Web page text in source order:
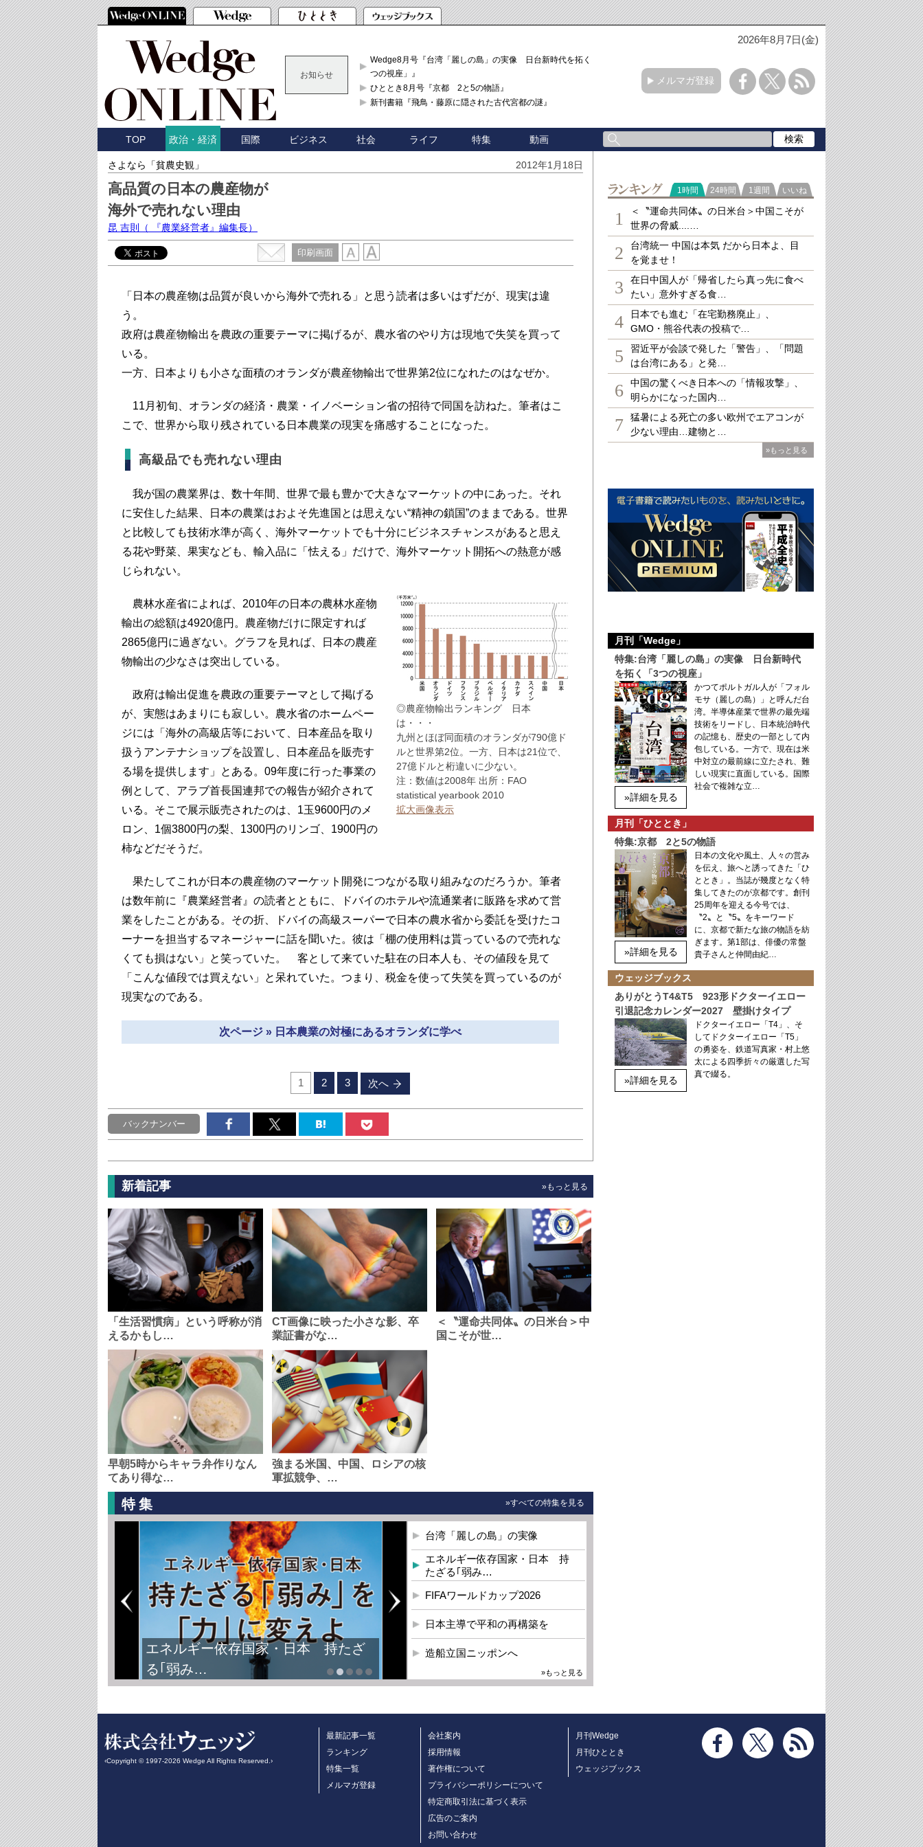
2026年8月7日(金)
お知らせ
Wedge8月号『台湾「麗しの島」の実像 日台新時代を拓く「3
つの視座」』
ひととき8月号『京都 2と5の物語』
新刊書籍『飛鳥・藤原に隠された古代宮都の謎』
メルマガ登録
TOP 政治・経済 国際 ビジネス 社会 ライフ 特集 動画
さよなら「貧農史観」 2012年1月18日
高品質の日本の農産物が
海外で売れない理由
昆 吉則 （ 『農業経営者』編集長）
印刷画面
「日本の農産物は品質が良いから海外で売れる」と思う読者は多いはずだが、現実は違
う。
政府は農産物輸出を農政の重要テーマに掲げるが、農水省のやり方は現地で失笑を買って
いる。
一方、日本よりも小さな面積のオランダが農産物輸出で世界第2位になれたのはなぜか。
11月初旬、オランダの経済・農業・イノベーション省の招待で同国を訪ねた。筆者はこ
こで、世界から取り残されている日本農業の現実を痛感することになった。
高級品でも売れない理由
我が国の農業界は、数十年間、世界で最も豊かで大きなマーケットの中にあった。それ
に安住した結果、日本の農業はおよそ先進国とは思えない“精神の鎖国”のままである。世界
と比較しても技術水準が高く、海外マーケットでも十分にビジネスチャンスがあると思え
る花や野菜、果実なども、輸入品に「怯える」だけで、海外マーケット開拓への熱意が感
じられない。
◎農産物輸出ランキング 日本
は・・・
九州とほぼ同面積のオランダが790億ド
ルと世界第2位。一方、日本は21位で、
27億ドルと桁違いに少ない。
注：数値は2008年 出所：FAO
statistical yearbook 2010
拡大画像表示
農林水産省によれば、2010年の日本の農林水産物
輸出の総額は4920億円。農産物だけに限定すれば
2865億円に過ぎない。グラフを見れば、日本の農産
物輸出の少なさは突出している。
政府は輸出促進を農政の重要テーマとして掲げる
が、実態はあまりにも寂しい。農水省のホームペー
ジには「海外の高級店等において、日本産品を取り
扱うアンテナショップを設置し、日本産品を販売す
る場を提供します」とある。09年度に行った事業の
例として、アラブ首長国連邦での報告が紹介されて
いる。そこで展示販売されたのは、1玉9600円のメ
ロン、1個3800円の梨、1300円のリンゴ、1900円の
柿などだそうだ。
果たしてこれが日本の農産物のマーケット開発につながる取り組みなのだろうか。筆者
は数年前に『農業経営者』の読者とともに、ドバイのホテルや流通業者に販路を求めて営
業をしたことがある。その折、ドバイの高級スーパーで日本の農水省から委託を受けたコ
ーナーを担当するマネージャーに話を聞いた。彼は「棚の使用料は貰っているので売れな
くても損はない」と笑っていた。 客として来ていた駐在の日本人も、その値段を見て
「こんな値段では買えない」と呆れていた。つまり、税金を使って失笑を買っているのが
現実なのである。
次ページ » 日本農業の対極にあるオランダに学べ
1 2 3 次へ
バックナンバー
新着記事 »もっと見る
「生活習慣病」という呼称が消
えるかもし…
CT画像に映った小さな影、卒
業証書がな…
＜〝運命共同体〟の日米台＞中
国こそが世…
早朝5時からキャラ弁作りなん
てあり得な…
強まる米国、中国、ロシアの核
軍拡競争、…
特集 »すべての特集を見る
エネルギー依存国家・日本 持たざ
る｢弱み…
台湾「麗しの島」の実像
エネルギー依存国家・日本 持
たざる｢弱み…
FIFAワールドカップ2026
日本主導で平和の再構築を
造船立国ニッポンへ
»もっと見る
ランキング
1時間 24時間 1週間 いいね
1
＜〝運命共同体〟の日米台＞中国こそが
世界の脅威....…
2
台湾統一 中国は本気 だから日本よ、目
を覚ませ！
3
在日中国人が「帰省したら真っ先に食べ
たい」意外すぎる食…
4
日本でも進む「在宅勤務廃止」、
GMO・熊谷代表の投稿で…
5
習近平が会談で発した「警告」、「問題
は台湾にある」と発…
6
中国の驚くべき日本への「情報攻撃」、
明らかになった国内…
7
猛暑による死亡の多い欧州でエアコンが
少ない理由…建物と…
»もっと見る
月刊「Wedge」
特集:台湾「麗しの島」の実像 日台新時代
を拓く「3つの視座」
»詳細を見る
かつてポルトガル人が「フォル
モサ（麗しの島）」と呼んだ台
湾。半導体産業で世界の最先端
技術をリードし、日本統治時代
の記憶も、歴史の一部として内
包している。一方で、現在は米
中対立の最前線に立たされ、難
しい現実に直面している。国際
社会で複雑な立…
月刊「ひととき」
特集:京都 2と5の物語
»詳細を見る
日本の文化や風土、人々の営み
を伝え、旅へと誘ってきた「ひ
ととき」。当誌が幾度となく特
集してきたのが京都です。創刊
25周年を迎える今号では、
〝2〟と〝5〟をキーワード
に、京都で新たな旅の物語を紡
ぎます。第1部は、俳優の常盤
貴子さんと仲間由紀…
ウェッジブックス
ありがとうT4&T5 923形ドクターイエロー
引退記念カレンダー2027 壁掛けタイプ
»詳細を見る
ドクターイエロー「T4」、そ
してドクターイエロー「T5」
の勇姿を、鉄道写真家・村上悠
太による四季折々の厳選した写
真で綴る。
‹Copyright © 1997-2026 Wedge All Rights Reserved.›
最新記事一覧
ランキング
特集一覧
メルマガ登録
会社案内
採用情報
著作権について
プライバシーポリシーについて
特定商取引法に基づく表示
広告のご案内
お問い合わせ
月刊Wedge
月刊ひととき
ウェッジブックス